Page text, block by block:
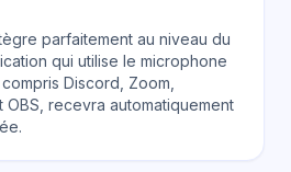
parfaitement au niveau du
qui utilise le microphone
Discord, Zoom,
OBS, recevra automatiquement